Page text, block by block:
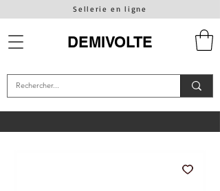
Sellerie en ligne
DEMIVOLTE